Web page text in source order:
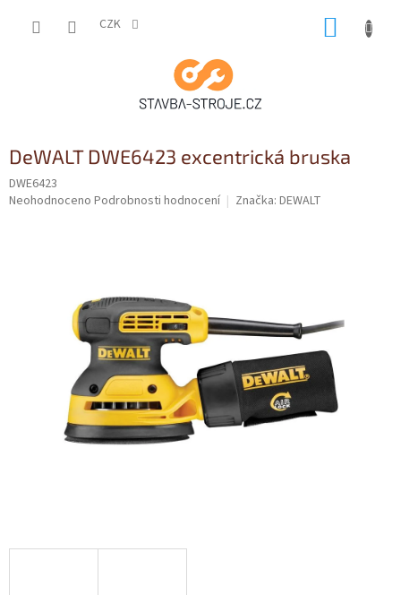
CZK
DeWALT DWE6423 excentrická bruska
DWE6423
Průměrné
Neohodnoceno Podrobnosti hodnocení Značka: DEWALT